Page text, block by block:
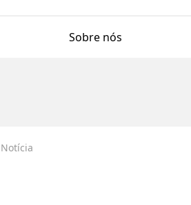
Sobre nós
Notícia